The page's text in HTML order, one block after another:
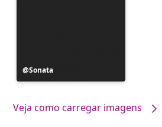
Postagem
publicada
Sonata
Veja como carregar imagens